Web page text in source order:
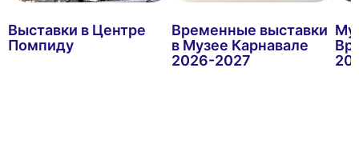
Выставки в Центре
Помпиду
Временные выставки
в Музее Карнавале
2026-2027